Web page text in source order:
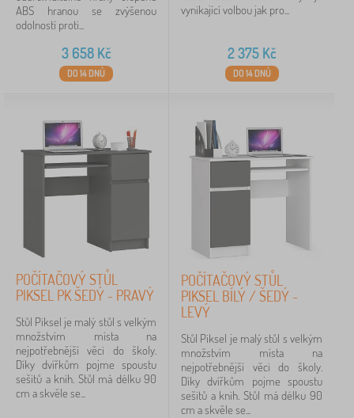
ABS hranou se zvýšenou
odolností proti...
3 658Kč
DO 14 DNŮ
vynikající volbou jak pro...
2 375Kč
DO 14 DNŮ
POČÍTAČOVÝ STŮL
PIKSEL PK ŠEDÝ - PRAVÝ
Stůl Piksel je malý stůl s velkým
množstvím místa na
nejpotřebnější věci do školy.
Díky dvířkům pojme spoustu
sešitů a knih. Stůl má délku 90
cm a skvěle se...
POČÍTAČOVÝ STŮL
PIKSEL BÍLÝ / ŠEDÝ -
LEVÝ
Stůl Piksel je malý stůl s velkým
množstvím místa na
nejpotřebnější věci do školy.
Díky dvířkům pojme spoustu
sešitů a knih. Stůl má délku 90
cm a skvěle se...